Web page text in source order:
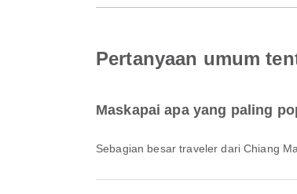
Pertanyaan umum
Maskapai apa yang paling
Sebagian besar traveler dari Chiang